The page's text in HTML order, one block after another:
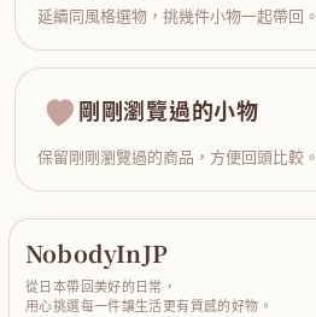
延續同風格選物，挑幾件小物一起帶回。
剛剛瀏覽過的小物
保留剛剛瀏覽過的商品，方便回頭比較。
NobodyInJP
從日本帶回美好的日常，
用心挑選每一件讓生活更有質感的好物。